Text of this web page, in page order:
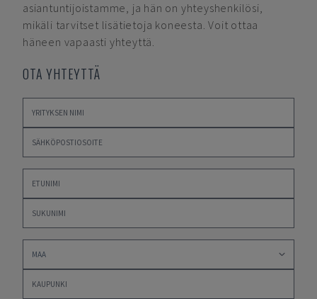
asiantuntijoistamme, ja hän on yhteyshenkilösi,
mikäli tarvitset lisätietoja koneesta. Voit ottaa
häneen vapaasti yhteyttä.
OTA YHTEYTTÄ